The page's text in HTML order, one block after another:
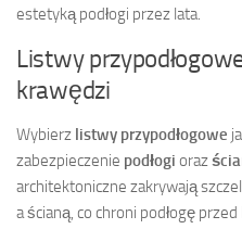
estetyką podłogi przez lata.
Listwy
krawędzi
Wybierz listwy przypodłogowe
zabezpieczenie podłogi oraz
architektoniczne zakrywają
a ścianą, co chroni podłogę